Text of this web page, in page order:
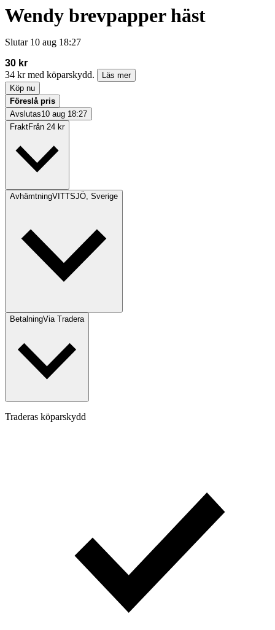
Wendy brevpapper häst
Slutar 10 aug 18:27
30 kr
34 kr med köparskydd.
Läs mer
Köp nu
Föreslå pris
Avslutas10 aug 18:27
FraktFrån 24 kr
AvhämtningVITTSJÖ, Sverige
BetalningVia Tradera
Traderas köparskydd